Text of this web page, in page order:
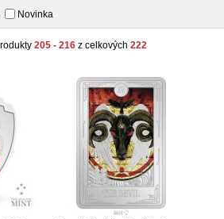
Novinka
205 - 216 z celkových 222